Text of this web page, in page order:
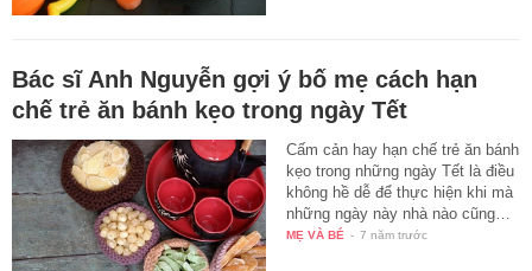
Bác sĩ Anh Nguyễn gợi ý bố mẹ cách hạn
chế trẻ ăn bánh kẹo trong ngày Tết
Cấm cản hay hạn chế trẻ ăn bánh
kẹo trong những ngày Tết là điều
không hề dễ để thực hiện khi mà
những ngày này nhà nào cũng…
MẸ VÀ BÉ - 7 năm trước